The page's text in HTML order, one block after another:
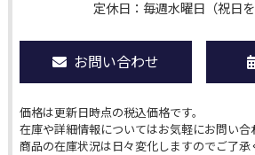
定休日：毎週水曜日（祝日を
お問い合わせ
価格は更新日時点の税込価格です。
在庫や詳細情報についてはお気軽にお問い合
商品の在庫状況は日々変化しますのでご了承